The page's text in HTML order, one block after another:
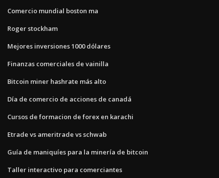
Comercio mundial boston ma
Roger stockham
Mejores inversiones 1000 dólares
Finanzas comerciales de vainilla
Bitcoin miner hashrate más alto
Día de comercio de acciones de canadá
Cursos de formacion de forex en karachi
Etrade vs ameritrade vs schwab
Guía de maniquíes para la minería de bitcoin
Taller interactivo para comerciantes